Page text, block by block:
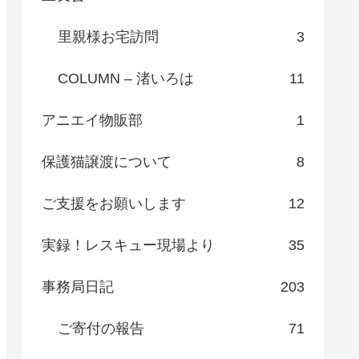
里親様お宅訪問 3
COLUMN – 渚いろは 11
アニエイ物販部 1
保護猫譲渡について 8
ご支援をお願いします 12
実録！レスキュー現場より 35
事務局日記 203
ご寄付の報告 71